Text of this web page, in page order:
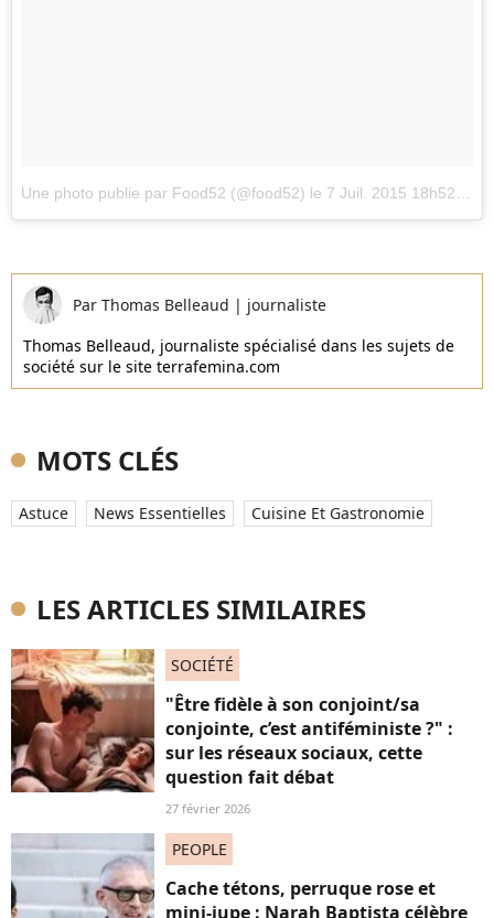
Une photo publie par Food52 (@food52) le 7 Juil. 2015 18h52 PDT
Par Thomas Belleaud | journaliste
Thomas Belleaud, journaliste spécialisé dans les sujets de
société sur le site terrafemina.com
MOTS CLÉS
Astuce News Essentielles Cuisine Et Gastronomie
LES ARTICLES SIMILAIRES
SOCIÉTÉ
"Être fidèle à son conjoint/sa
conjointe, c’est antiféministe ?" :
sur les réseaux sociaux, cette
question fait débat
27 février 2026
PEOPLE
Cache tétons, perruque rose et
mini-jupe : Narah Baptista célèbre